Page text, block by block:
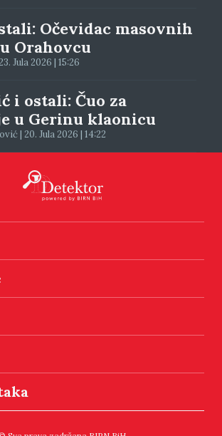
Očevidac masovnih
Orahovcu
Jula 2026 | 15:26
i ostali: Čuo za
u Gerinu klaonicu
| 20. Jula 2026 | 14:22